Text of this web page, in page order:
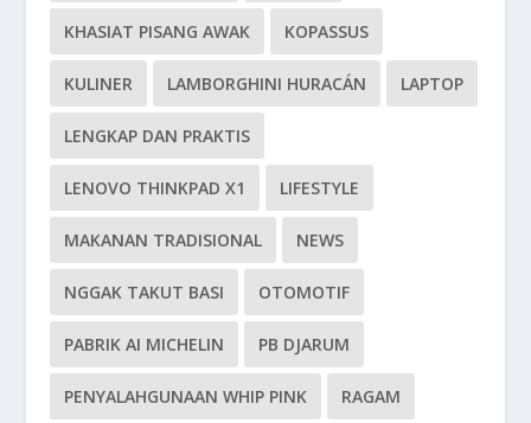
KHASIAT PISANG AWAK KOPASSUS
KULINER LAMBORGHINI HURACÁN LAPTOP
LENGKAP DAN PRAKTIS
LENOVO THINKPAD X1 LIFESTYLE
MAKANAN TRADISIONAL NEWS
NGGAK TAKUT BASI OTOMOTIF
PABRIK AI MICHELIN PB DJARUM
PENYALAHGUNAAN WHIP PINK RAGAM